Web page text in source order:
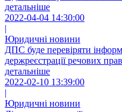
детальніше
2022-04-04 14:30:00
|
Юридичні новини
ДПС буде перевіряти
держреєстрації речових
детальніше
2022-02-10 13:39:00
|
Юридичні новини